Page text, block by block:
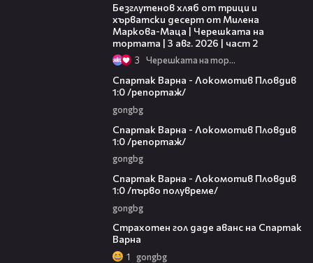
Безглутенов хляб от трици и
хърватски десерт от Милена
Маркова-Маца | Черешката на
тортата | 3 авг. 2026 | част 2
3 Черешката на тортата
Спартак Варна - Локомотив Пловдив
1:0 /репортаж/
gongbg
Спартак Варна - Локомотив Пловдив
1:0 /репортаж/
gongbg
Спартак Варна - Локомотив Пловдив
1:0 /първо полувреме/
gongbg
Страхотен гол даде аванс на Спартак
Варна
1 gongbg